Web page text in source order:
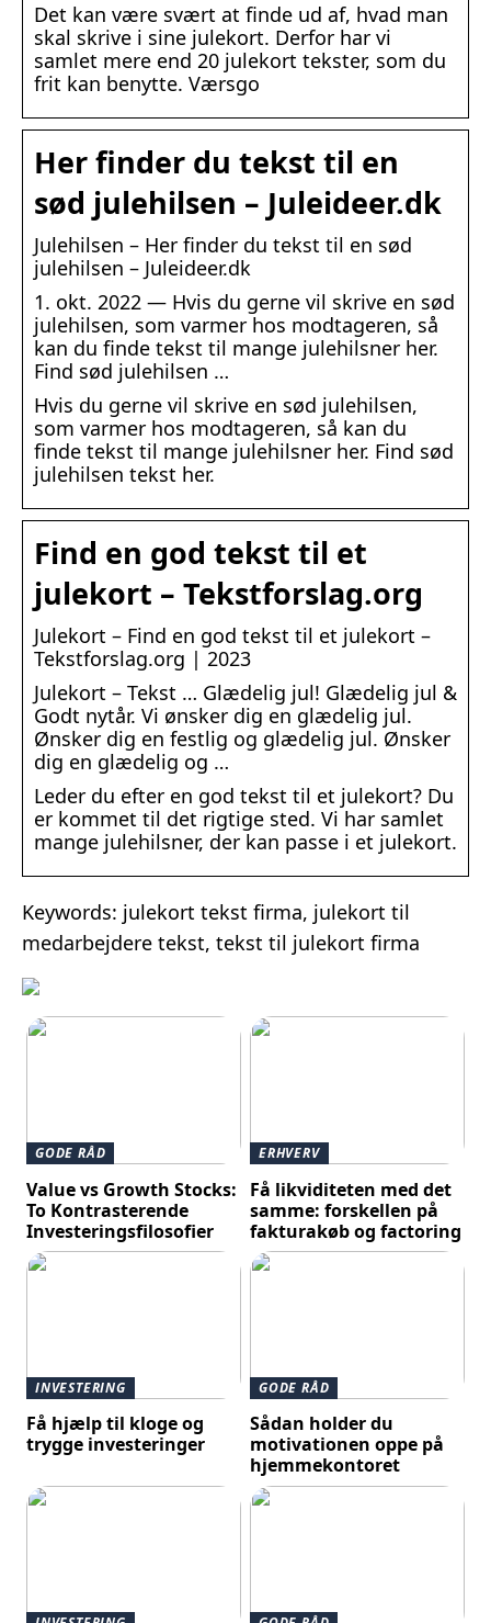
Det kan være svært at finde ud af, hvad man
skal skrive i sine julekort. Derfor har vi
samlet mere end 20 julekort tekster, som du
frit kan benytte. Værsgo
Her finder du tekst til en
sød julehilsen – Juleideer.dk
Julehilsen – Her finder du tekst til en sød
julehilsen – Juleideer.dk
1. okt. 2022 — Hvis du gerne vil skrive en sød
julehilsen, som varmer hos modtageren, så
kan du finde tekst til mange julehilsner her.
Find sød julehilsen …
Hvis du gerne vil skrive en sød julehilsen,
som varmer hos modtageren, så kan du
finde tekst til mange julehilsner her. Find sød
julehilsen tekst her.
Find en god tekst til et
julekort – Tekstforslag.org
Julekort – Find en god tekst til et julekort –
Tekstforslag.org | 2023
Julekort – Tekst … Glædelig jul! Glædelig jul &
Godt nytår. Vi ønsker dig en glædelig jul.
Ønsker dig en festlig og glædelig jul. Ønsker
dig en glædelig og …
Leder du efter en god tekst til et julekort? Du
er kommet til det rigtige sted. Vi har samlet
mange julehilsner, der kan passe i et julekort.
Keywords: julekort tekst firma, julekort til
medarbejdere tekst, tekst til julekort firma
GODE RÅD
Value vs Growth Stocks:
To Kontrasterende
Investeringsfilosofier
ERHVERV
Få likviditeten med det
samme: forskellen på
fakturakøb og factoring
INVESTERING
Få hjælp til kloge og
trygge investeringer
GODE RÅD
Sådan holder du
motivationen oppe på
hjemmekontoret